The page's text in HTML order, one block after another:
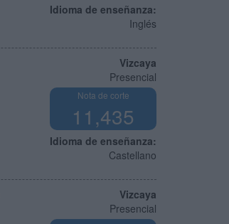
Idioma de enseñanza:
Inglés
Vizcaya
Presencial
Nota de corte
11,435
Idioma de enseñanza:
Castellano
Vizcaya
Presencial